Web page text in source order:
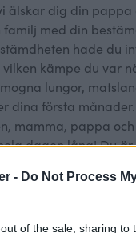
- Do Not Process
of the sale, sharing to
älskar dig din pappa
med din
hade du
kämpe du var
lungor,
dina första
mamma, pappa
dagen lång! Du
dig! Okej du får
men annars gör vi